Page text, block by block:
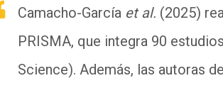
Camacho-García et al. (2025)
PRISMA, que integra 90
Science). Además, las autoras